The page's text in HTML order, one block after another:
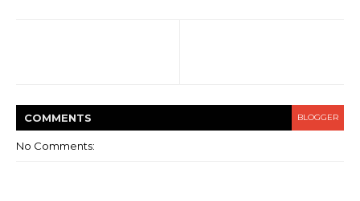
COMMENTS BLOGGER
No Comments: